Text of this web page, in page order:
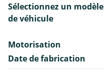
Sélectionnez un modèle
de véhicule
Motorisation
Date de fabrication